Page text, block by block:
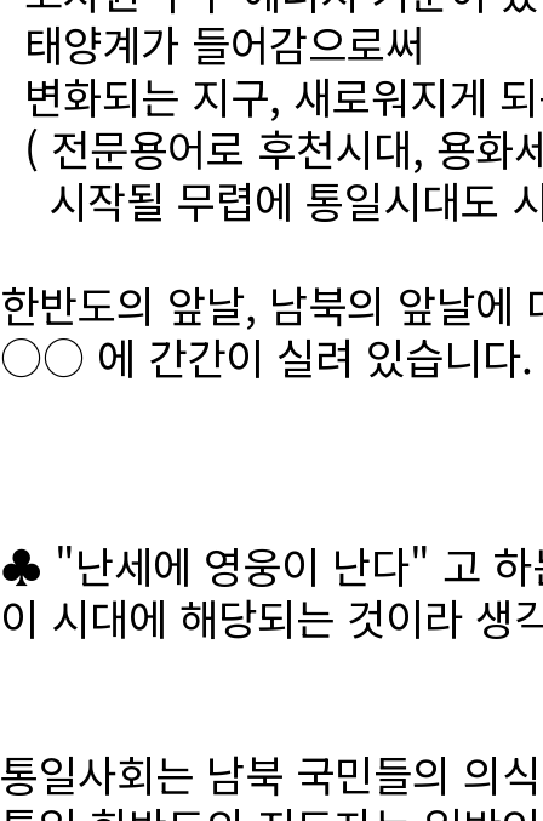
태양계가 들어감으로써
변화되는 지구, 새로워지게
( 전문용어로 후천시대, 용화
시작될 무렵에 통일시대도
한반도의 앞날, 남북의 앞날에
○○ 에 간간이 실려 있습니다.
♣ "난세에 영웅이 난다" 고 하
이 시대에 해당되는 것이라 생
통일사회는 남북 국민들의 의